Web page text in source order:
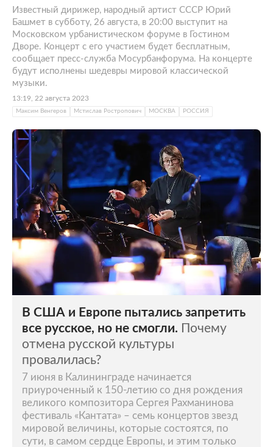
Известный дирижер, народный артист СССР Юрий
Башмет в субботу, 26 августа, в 20:00 выступит на
Московском урбанистическом форуме в Гостином
Дворе. Концерт с его участием будет бесплатным,
сообщает пресс-служба Мосурбанфорума. На концерте
будут исполнены шедевры мировой классической
музыки.
13:19, 22 августа 2023
Максим Венгеров Мстислав Ростропович МОСКВА РОССИЯ
В США и Европе пытались запретить
все русское, но не смогли. Почему
отмена русской культуры
провалилась?
7 июня в Калининграде начинается
приуроченный к 150-летию со дня рождения
великого композитора Сергея Рахманинова
фестиваль «Кантата» – семь концертов звезд
мировой величины, которые состоятся, по
сути, в самом сердце Европы, и этим только